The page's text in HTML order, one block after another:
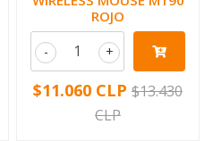
ROJO
+
-
$11.060 CLP $13.430
CLP